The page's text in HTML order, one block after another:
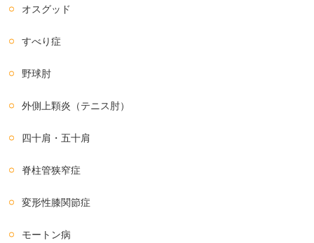
オスグッド
すべり症
野球肘
外側上顆炎（テニス肘）
四十肩・五十肩
脊柱管狭窄症
変形性膝関節症
モートン病